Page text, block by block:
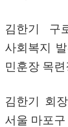
김한기 구
사회복지
민훈장 목
김한기 회
서울 마포